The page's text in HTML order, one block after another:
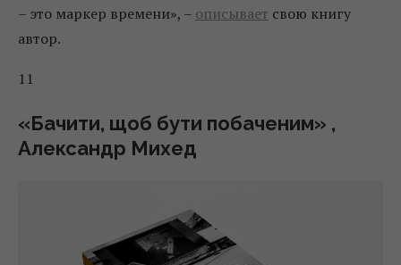
– это маркер времени», – описывает свою книгу
автор.
11
«Бачити, щоб бути побаченим» ,
Александр Михед